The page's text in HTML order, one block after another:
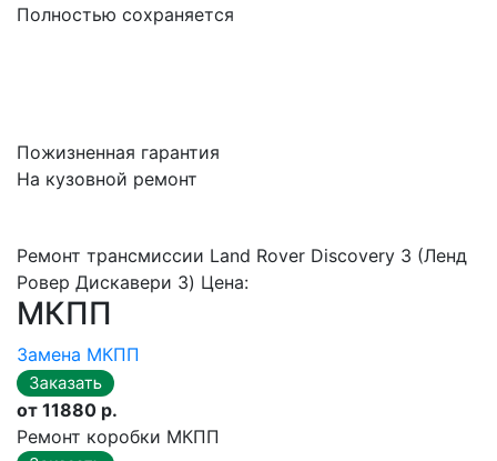
Полностью сохраняется
Пожизненная гарантия
На кузовной ремонт
Ремонт трансмиссии Land Rover Discovery 3 (Ленд
Ровер Дискавери 3) Цена:
МКПП
Замена МКПП
от 11880 р.
Ремонт коробки МКПП